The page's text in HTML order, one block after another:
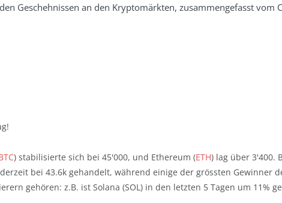
Geschehnissen an den Kryptomärkten, zusammengefasst vom
) stabilisierte sich bei 45'000, und Ethereum (ETH) lag über 3'400.
bei 43.6k gehandelt, während einige der grössten Gewinner
gehören: z.B. ist Solana (SOL) in den letzten 5 Tagen um 11%